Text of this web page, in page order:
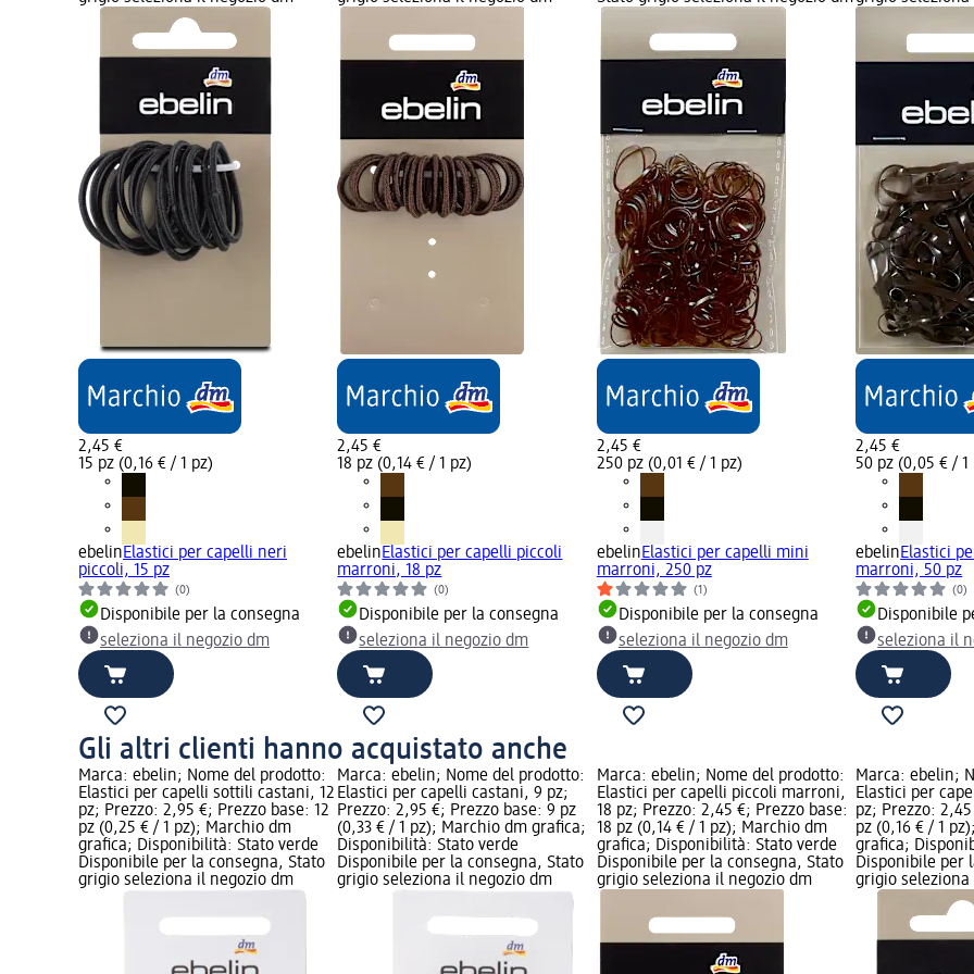
2,45 €
15 pz (0,16 € / 1 pz)
ebelinElastici per capelli neri
piccoli, 15 pz
(0)
Disponibile per la consegna
seleziona il negozio dm
2,45 €
18 pz (0,14 € / 1 pz)
ebelinElastici per capelli piccoli
marroni, 18 pz
(0)
Disponibile per la consegna
seleziona il negozio dm
2,45 €
250 pz (0,01 € / 1 pz)
ebelinElastici per capelli mini
marroni, 250 pz
(1)
Disponibile per la consegna
seleziona il negozio dm
2,45 €
50 pz (0,05 € / 1
ebelinElastici
marroni, 50 pz
(0)
Disponibile
seleziona il
Gli altri clienti hanno acquistato anche
Marca: ebelin; Nome del prodotto:
Elastici per capelli sottili castani, 12
pz; Prezzo: 2,95 €; Prezzo base: 12
pz (0,25 € / 1 pz); Marchio dm
grafica; Disponibilità: Stato verde
Disponibile per la consegna, Stato
grigio seleziona il negozio dm
Marca: ebelin; Nome del prodotto:
Elastici per capelli castani, 9 pz;
Prezzo: 2,95 €; Prezzo base: 9 pz
(0,33 € / 1 pz); Marchio dm grafica;
Disponibilità: Stato verde
Disponibile per la consegna, Stato
grigio seleziona il negozio dm
Marca: ebelin; Nome del prodotto:
Elastici per capelli piccoli marroni,
18 pz; Prezzo: 2,45 €; Prezzo base:
18 pz (0,14 € / 1 pz); Marchio dm
grafica; Disponibilità: Stato verde
Disponibile per la consegna, Stato
grigio seleziona il negozio dm
Marca: ebelin;
Elastici per
pz; Prezzo:
pz (0,16 € / 1
grafica;
Disponibile per
grigio